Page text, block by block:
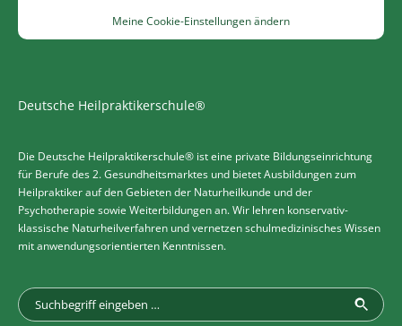
Meine Cookie-Einstellungen ändern
Deutsche Heilpraktikerschule®
Die Deutsche Heilpraktikerschule® ist eine private Bildungseinrichtung
für Berufe des 2. Gesundheitsmarktes und bietet Ausbildungen zum
Heilpraktiker auf den Gebieten der Naturheilkunde und der
Psychotherapie sowie Weiterbildungen an. Wir lehren konservativ-
klassische Naturheilverfahren und vernetzen schulmedizinisches Wissen
mit anwendungsorientierten Kenntnissen.